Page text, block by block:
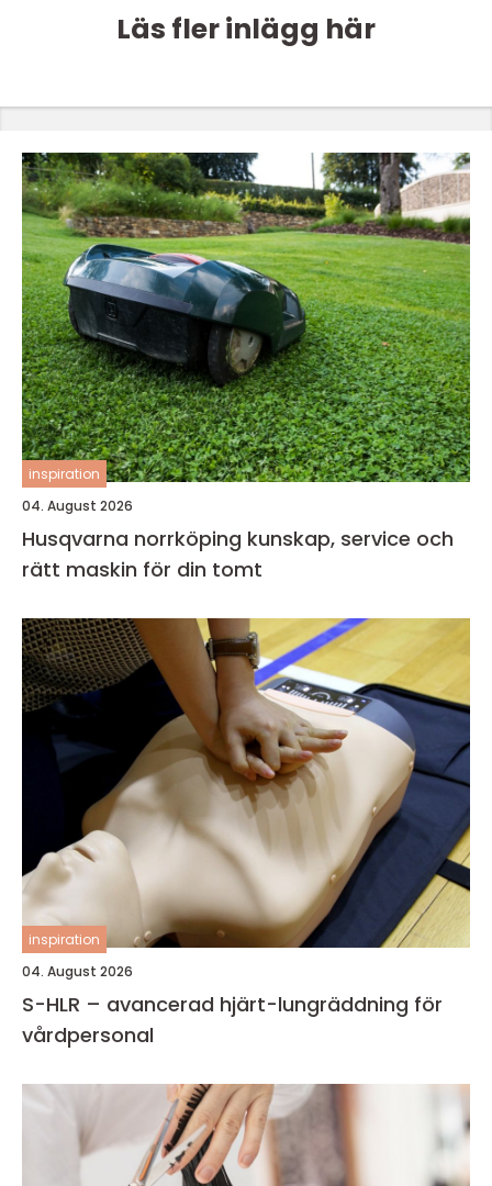
Läs fler inlägg här
inspiration
04. August 2026
Husqvarna norrköping kunskap, service och
rätt maskin för din tomt
inspiration
04. August 2026
S-HLR – avancerad hjärt-lungräddning för
vårdpersonal